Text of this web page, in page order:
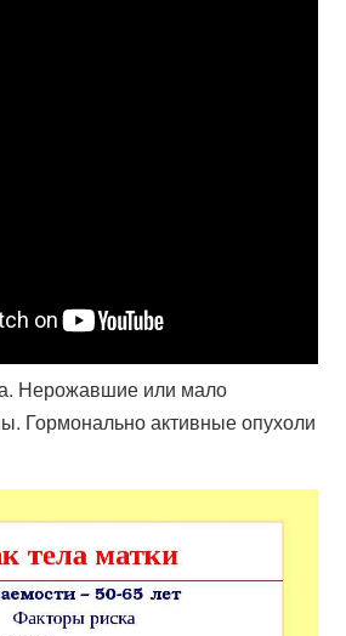
Нерожавшие или мало
Гормонально активные опухоли